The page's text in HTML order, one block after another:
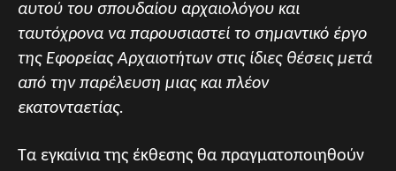
αυτού του σπουδαίου αρχαιολόγου και
ταυτόχρονα να παρουσιαστεί το σημαντικό έργο
της Εφορείας Αρχαιοτήτων στις ίδιες θέσεις μετά
από την παρέλευση μιας και πλέον
εκατονταετίας.
Τα εγκαίνια της έκθεσης θα πραγματοποιηθούν